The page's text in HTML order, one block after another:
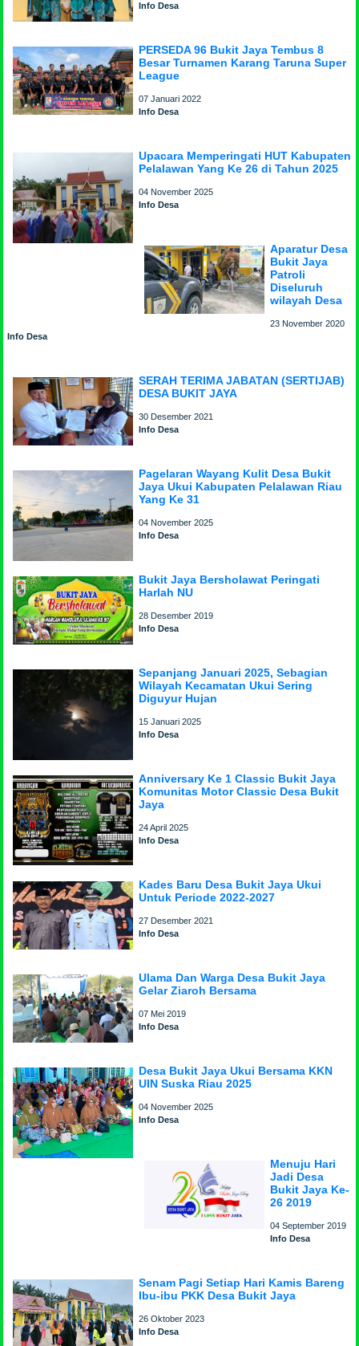
Info Desa
PERSEDA 96 Bukit Jaya Tembus 8
Besar Turnamen Karang Taruna Super
League
07 Januari 2022
Info Desa
Upacara Memperingati HUT Kabupaten
Pelalawan Yang Ke 26 di Tahun 2025
04 November 2025
Info Desa
Aparatur Desa
Bukit Jaya
Patroli
Diseluruh
wilayah Desa
23 November 2020
Info Desa
SERAH TERIMA JABATAN (SERTIJAB)
DESA BUKIT JAYA
30 Desember 2021
Info Desa
Pagelaran Wayang Kulit Desa Bukit
Jaya Ukui Kabupaten Pelalawan Riau
Yang Ke 31
04 November 2025
Info Desa
Bukit Jaya Bersholawat Peringati
Harlah NU
28 Desember 2019
Info Desa
Sepanjang Januari 2025, Sebagian
Wilayah Kecamatan Ukui Sering
Diguyur Hujan
15 Januari 2025
Info Desa
Anniversary Ke 1 Classic Bukit Jaya
Komunitas Motor Classic Desa Bukit
Jaya
24 April 2025
Info Desa
Kades Baru Desa Bukit Jaya Ukui
Untuk Periode 2022-2027
27 Desember 2021
Info Desa
Ulama Dan Warga Desa Bukit Jaya
Gelar Ziaroh Bersama
07 Mei 2019
Info Desa
Desa Bukit Jaya Ukui Bersama KKN
UIN Suska Riau 2025
04 November 2025
Info Desa
Menuju Hari
Jadi Desa
Bukit Jaya Ke-
26 2019
04 September 2019
Info Desa
Senam Pagi Setiap Hari Kamis Bareng
Ibu-ibu PKK Desa Bukit Jaya
26 Oktober 2023
Info Desa